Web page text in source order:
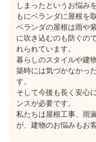
しまったというお悩み
もにベランダに屋根を
ベランダの屋根は雨や
に吹き込むのも防ぐの
れられています。
暮らしのスタイルや建
築時には気づかなかっ
す。
そして今後も長く安心
ンスが必要です。
私たちは屋根工事、雨
が、建物のお悩みもお